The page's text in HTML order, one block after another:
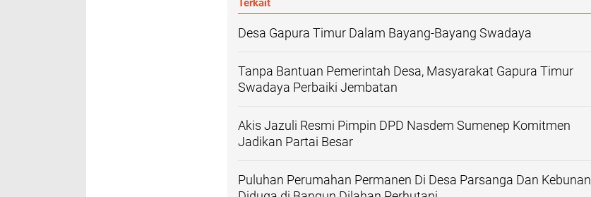
Terkait
Desa Gapura Timur Dalam Bayang-Bayang Swadaya
Tanpa Bantuan Pemerintah Desa, Masyarakat Gapura Timur
Swadaya Perbaiki Jembatan
Akis Jazuli Resmi Pimpin DPD Nasdem Sumenep Komitmen
Jadikan Partai Besar
Puluhan Perumahan Permanen Di Desa Parsanga Dan Kebunan